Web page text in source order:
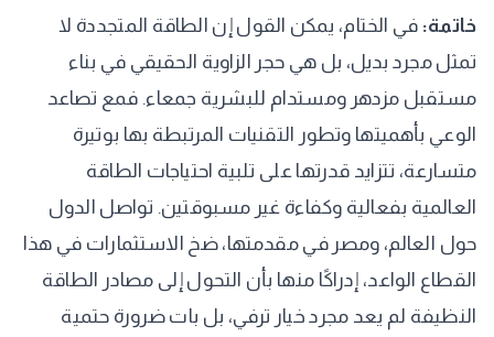
خاتمة: في الختام، يمكن القول إن الطاقة المتجددة لا
تمثل مجرد بديل، بل هي حجر الزاوية الحقيقي في بناء
مستقبل مزدهر ومستدام للبشرية جمعاء. فمع تصاعد
الوعي بأهميتها وتطور التقنيات المرتبطة بها بوتيرة
متسارعة، تتزايد قدرتها على تلبية احتياجات الطاقة
العالمية بفعالية وكفاءة غير مسبوقتين. تواصل الدول
حول العالم، ومصر في مقدمتها، ضخ الاستثمارات في هذا
القطاع الواعد، إدراكًا منها بأن التحول إلى مصادر الطاقة
النظيفة لم يعد مجرد خيار ترفي، بل بات ضرورة حتمية